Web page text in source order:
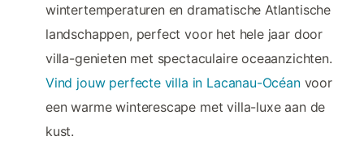
wintertemperaturen en dramatische Atlantische
landschappen, perfect voor het hele jaar door
villa-genieten met spectaculaire oceaanzichten.
Vind jouw perfecte villa in Lacanau-Océanvoor
een warme winterescape met villa-luxe aan de
kust.